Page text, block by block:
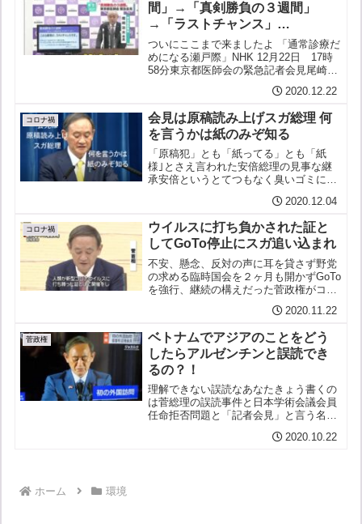
間」→「真剣勝負の３週間」
→「ラストチャンス」…
ついにここまで来ましたよ 「通常診療だ
めになる瀬戸際」NHK 12月22日 17時
58分東京都医師会の緊急記者会見尾崎治
でラストチャンスだ」「感染者が先週よ
り１００人増え増加が止まる気配がな
い」「２３区や...
2020.12.22
コロナ禍
会見は原稿読み上げスガ総理 何
を言うかは紙のみぞ知る
「原稿犯」とも「紙ってる」とも「紙
様｣とさえ言われた安倍総理の見事な継
承安倍というとてつもなく臭いゴミに蓋
をする就任後ほぼ三ヶ月スガ総理「記者
会見」はやっと二度目か菅首相、就任以
来の会見 際立つ発信不足時...
2020.12.04
コロナ禍
ウイルスに打ち負かされた証と
してGoTo停止にスガ追い込まれ
不安、懸念、反対の声に耳を貸さず野党
の求める臨時国会を２ヶ月も開かずGoTo
を強行、継続の構えだった菅政権がコロ
会長はGoToがきっかけと訴え）ついに方
の旅行予約停止、...
2020.11.22
菅政権
ベトナムでアジアのことをどう
したらアルゼンチンと誤読でき
るの？！
理解できない誤読なあなたきょう書くの
は菅総理の誤読事件と日本学術会議会員
任命拒否問題と「記者会見」と言う名の
いてさらには任命を拒否された学者の記
2020.10.22
ホーム 環境